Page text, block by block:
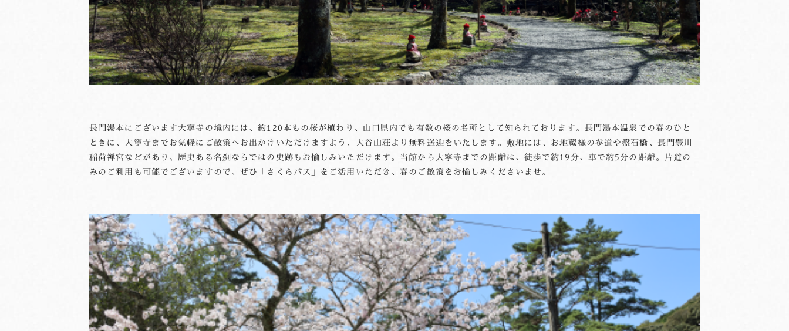
長門湯本にございます大寧寺の境内には、約120本もの桜が植わり、山口県内でも有数の桜の名所として知られております。長門湯本温泉での春のひと
ときに、大寧寺までお気軽にご散策へお出かけいただけますよう、大谷山荘より無料送迎をいたします。敷地には、お地蔵様の参道や盤石橋、長門豊川
稲荷禅宮などがあり、歴史ある名刹ならではの史跡もお愉しみいただけます。当館から大寧寺までの距離は、徒歩で約19分、車で約5分の距離。片道の
みのご利用も可能でございますので、ぜひ「さくらバス」をご活用いただき、春のご散策をお愉しみくださいませ。